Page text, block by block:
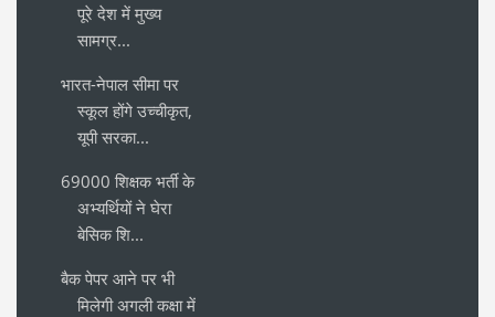
पूरे देश में मुख्य
सामग्र...
भारत-नेपाल सीमा पर
स्कूल होंगे उच्चीकृत,
यूपी सरका...
69000 शिक्षक भर्ती के
अभ्यर्थियों ने घेरा
बेसिक शि...
बैक पेपर आने पर भी
मिलेगी अगली कक्षा में